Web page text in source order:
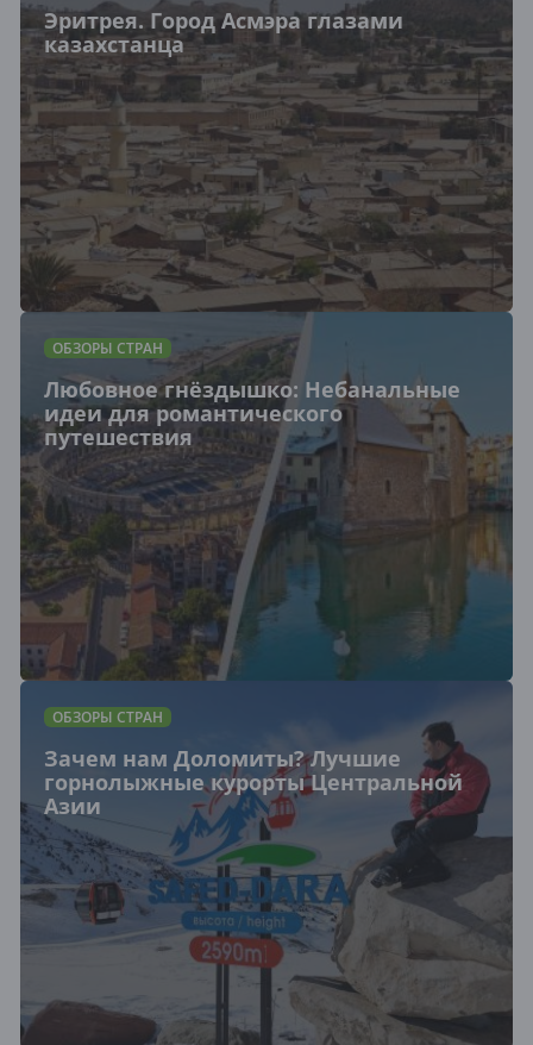
Эритрея. Город Асмэра глазами
казахстанца
ОБЗОРЫ СТРАН
Любовное гнёздышко: Небанальные
идеи для романтического
путешествия
ОБЗОРЫ СТРАН
Зачем нам Доломиты? Лучшие
горнолыжные курорты Центральной
Азии